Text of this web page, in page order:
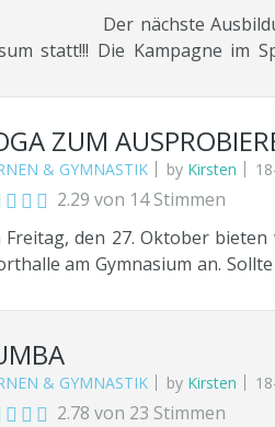
nächste
statt!!! Die Kampagne
und Theorie. Macht so fit,
kann! Dazu gibt es Jede
Praxis-Input und natürlich
Schlussrituale für die Eltern-
an Klein- und
sind geeignet und
ZUM
& GYMNASTIK by Kirsten
2.29 von 14 Stimmen
Freitag, den 27. Oktober
am Gymnasium an.
- 17.30 Uhr 3-
18.00 - 18:45 Uhr 11-
Oktober wird gebeten unter
und Alter angeben!
& GYMNASTIK by Kirsten
2.78 von 23 Stimmen